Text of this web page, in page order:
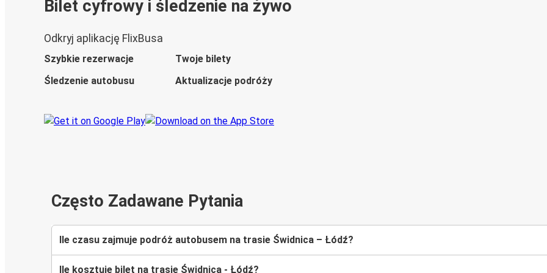
Bilet cyfrowy i śledzenie na żywo
Odkryj aplikację FlixBusa
Szybkie rezerwacje
Twoje bilety
Śledzenie autobusu
Aktualizacje podróży
Często Zadawane Pytania
Ile czasu zajmuje podróż autobusem na trasie Świdnica – Łódź?
Ile kosztuje bilet na trasie Świdnica - Łódź?